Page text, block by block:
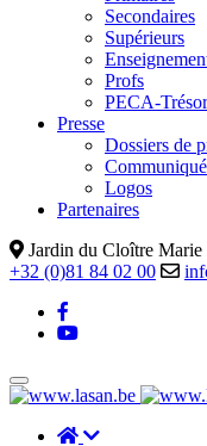
Secondaires
Supérieurs
Profs
PECA-
Presse
Dossiers de
Logos
Partenaires
Jardin du Cloître
+32 (0)81 84 02 00